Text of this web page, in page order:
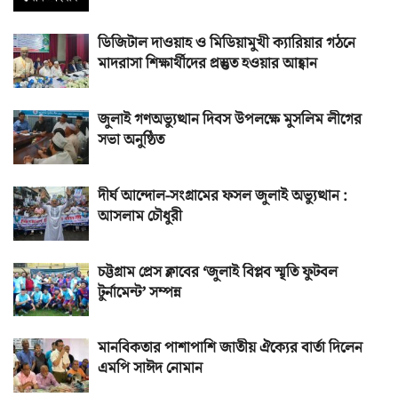
ডিজিটাল দাওয়াহ ও মিডিয়ামুখী ক্যারিয়ার গঠনে
মাদরাসা শিক্ষার্থীদের প্রস্তুত হওয়ার আহ্বান
জুলাই গণঅভ্যুত্থান দিবস উপলক্ষে মুসলিম লীগের
সভা অনুষ্ঠিত
দীর্ঘ আন্দোল-সংগ্রামের ফসল জুলাই অভ্যুত্থান :
আসলাম চৌধুরী
চট্টগ্রাম প্রেস ক্লাবের ‘জুলাই বিপ্লব স্মৃতি ফুটবল
টুর্নামেন্ট’ সম্পন্ন
মানবিকতার পাশাপাশি জাতীয় ঐক্যের বার্তা দিলেন
এমপি সাঈদ নোমান